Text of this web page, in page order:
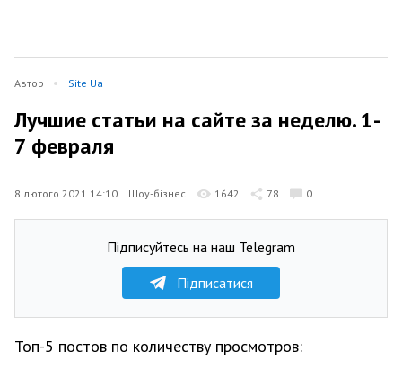
Автор Site Ua
Лучшие статьи на сайте за неделю. 1-
7 февраля
8 лютого 2021 14:10 Шоу-бізнес 1642 78 0
Підписуйтесь на наш Telegram
Підписатися
Топ-5 постов по количеству просмотров: